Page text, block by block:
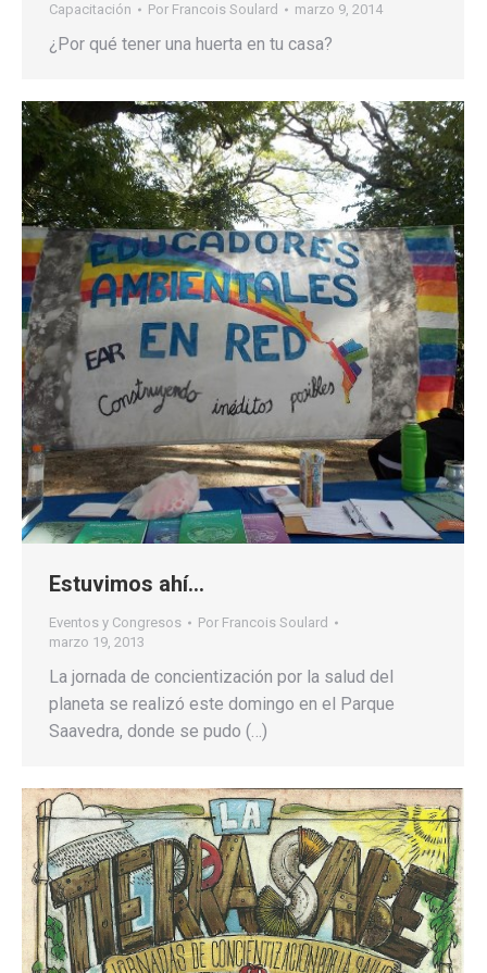
Capacitación Por Francois Soulard marzo 9, 2014
¿Por qué tener una huerta en tu casa?
Estuvimos ahí…
Eventos y Congresos Por Francois Soulard
marzo 19, 2013
La jornada de concientización por la salud del
planeta se realizó este domingo en el Parque
Saavedra, donde se pudo (…)